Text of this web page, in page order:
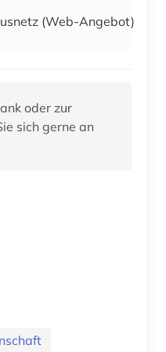
(Web-Angebot)
oder zur
sich gerne an